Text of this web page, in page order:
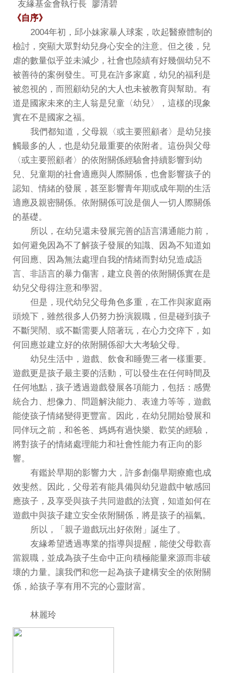
友緣基金會執行長 廖清碧
《自序》
2004年初，邱小妹家暴人球案，吹起醫療體制的
檢討，突顯大眾對幼兒身心安全的注意。但之後，兒
虐的數量似乎並未減少，社會也陸績有好幾個幼兒不
被善待的案例發生。可見在許多家庭，幼兒的福利是
被忽視的，而照顧幼兒的大人也未被教育與幫助。有
道是國家未來的主人翁是兒童〈幼兒〉，這樣的現象
實在不是國家之福。
我們都知道，父母親〈或主要照顧者〉是幼兒接
觸最多的人，也是幼兒最重要的依附者。這份與父母
〈或主要照顧者〉的依附關係經驗會持續影響到幼
兒、兒童期的社會適應與人際關係，也會影響孩子的
認知、情緒的發展，甚至影響青年期或成年期的生活
適應及親密關係。依附關係可說是個人一切人際關係
的基礎。
所以，在幼兒還未發展完善的語言溝通能力前，
如何避免因為不了解孩子發展的知識、因為不知道如
何回應、因為無法處理自我的情緒而對幼兒造成語
言、非語言的暴力傷害，建立良善的依附關係實在是
幼兒父母得注意和學習。
但是，現代幼兒父母角色多重，在工作與家庭兩
頭燒下，雖然很多人仍努力扮演親職，但是碰到孩子
不斷哭鬧、或不斷需要人陪著玩，在心力交瘁下，如
何回應並建立好的依附關係卻大大考驗父母。
幼兒生活中，遊戲、飲食和睡覺三者一樣重要。
遊戲更是孩子最主要的活動，可以發生在任何時間及
任何地點，孩子透過遊戲發展各項能力，包括：感覺
統合力、想像力、問題解決能力、表達力等等，遊戲
能使孩子情緒變得更豐富。因此，在幼兒開始發展和
同伴玩之前，和爸爸、媽媽有過快樂、歡笑的經驗，
將對孩子的情緒處理能力和社會性能力有正向的影
響。
有鑑於早期的影響力大，許多創傷早期療癒也成
效斐然。因此，父母若有能具備與幼兒遊戲中敏感回
應孩子，及享受與孩子共同遊戲的法寶，知道如何在
遊戲中與孩子建立安全依附關係，將是孩子的福氣。
所以，「親子遊戲玩出好依附」誕生了。
友緣希望透過專業的指導與提醒，能使父母歡喜
當親職，並成為孩子生命中正向積極能量來源而非破
壞的力量。讓我們和您一起為孩子建構安全的依附關
係，給孩子享有用不完的心靈財富。
林麗玲